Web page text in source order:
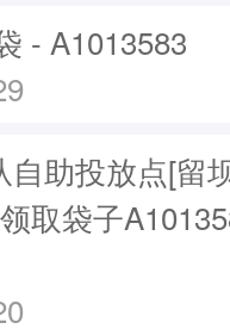
- A1013583
助投放点[留
取袋子